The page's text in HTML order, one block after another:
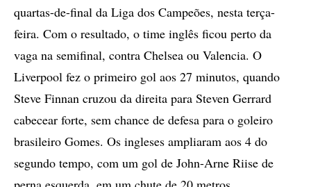
quartas-de-final da Liga dos Campeões, nesta terça-
feira. Com o resultado, o time inglês ficou perto da
vaga na semifinal, contra Chelsea ou Valencia. O
Liverpool fez o primeiro gol aos 27 minutos, quando
Steve Finnan cruzou da direita para Steven Gerrard
cabecear forte, sem chance de defesa para o goleiro
brasileiro Gomes. Os ingleses ampliaram aos 4 do
segundo tempo, com um gol de John-Arne Riise de